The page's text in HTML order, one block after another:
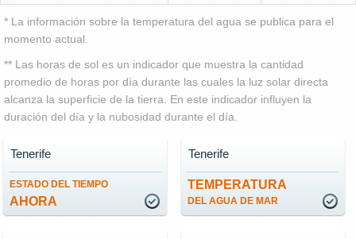
* La información sobre la temperatura del agua se publica para el
momento actual.
** Las horas de sol es un indicador que muestra la cantidad
promedio de horas por día durante las cuales la luz solar directa
alcanza la superficie de la tierra. En este indicador influyen la
duración del día y la nubosidad durante el día.
ESTADO DEL TIEMPO
AHORA
Tenerife
TEMPERATURA
DEL AGUA DE MAR
Tenerife